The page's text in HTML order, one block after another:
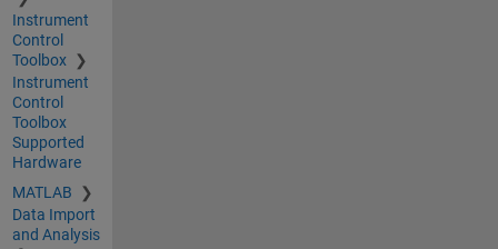
Instrument
Control
Toolbox
Instrument
Control
Toolbox
Supported
Hardware
MATLAB
Data Import
and Analysis